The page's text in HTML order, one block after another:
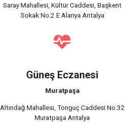
Saray Mahallesi, Kültür Caddesi, Başkent
Sokak No:2 E Alanya Antalya
Güneş Eczanesi
Muratpaşa
Altındağ Mahallesi, Tonguç Caddesi No:32
Muratpaşa Antalya